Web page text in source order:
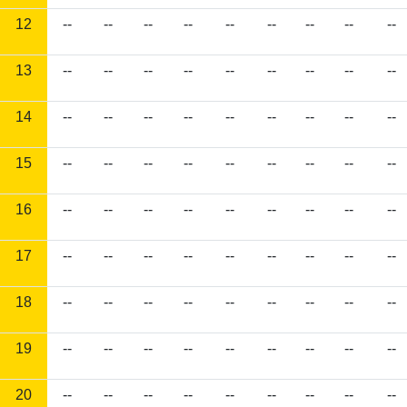
12 -- -- -- -- -- -- -- -- --
13 -- -- -- -- -- -- -- -- --
14 -- -- -- -- -- -- -- -- --
15 -- -- -- -- -- -- -- -- --
16 -- -- -- -- -- -- -- -- --
17 -- -- -- -- -- -- -- -- --
18 -- -- -- -- -- -- -- -- --
19 -- -- -- -- -- -- -- -- --
20 -- -- -- -- -- -- -- -- --